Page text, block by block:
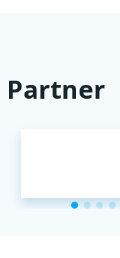
Partner